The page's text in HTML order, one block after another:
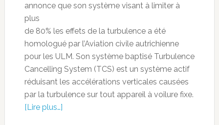
annonce que son système visant à limiter à
plus
de 80% les effets de la turbulence a été
homologué par l’Aviation civile autrichienne
pour les ULM. Son système baptisé Turbulence
Cancelling System (TCS) est un système actif
réduisant les accélérations verticales causées
par la turbulence sur tout appareil à voilure fixe.
[Lire plus…]